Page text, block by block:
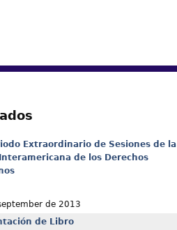
Extraordinario de Sesiones de la
de los Derechos
de 2013
de Libro